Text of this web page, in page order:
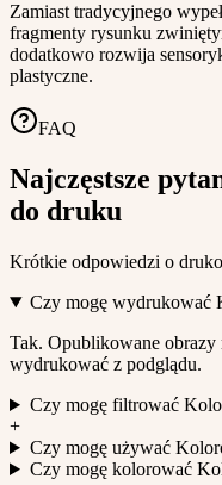
Zamiast tradycyjnego
fragmenty rysunku
dodatkowo rozwija
plastyczne.
FAQ
Najczęstsze
do druku
Krótkie odpowiedzi o
Czy mogę wydrukować
Tak. Opublikowane
wydrukować z podglądu.
Czy mogę filtrować
+
Czy mogę używać
Czy mogę kolorować